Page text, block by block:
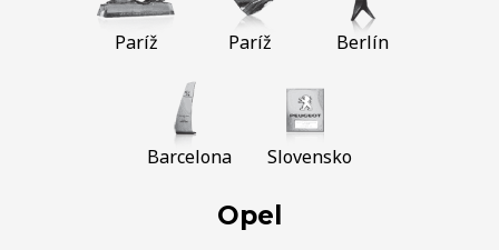
Paríž Paríž Berlín
Barcelona Slovensko
Opel